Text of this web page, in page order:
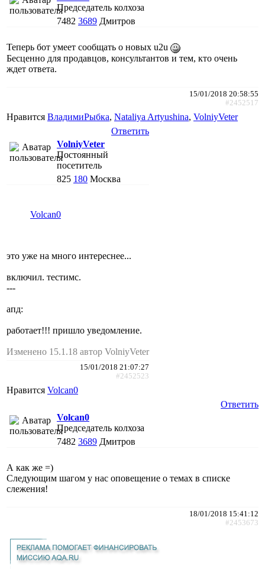
Председатель колхоза
7482 3689 Дмитров
Теперь бот умеет сообщать о новых u2u
Бесценно для продавцов, консультантов и тем, кто очень
ждет ответа.
15/01/2018 20:58:55
#2452517
Нравится ВладимиРыбка, Nataliya Artyushina, VolniyVeter
Ответить
VolniyVeter
Постоянный
посетитель
825 180 Москва
Volcan0
это уже на много интереснее...
включил. тестимс.
---
апд:
работает!!! пришло уведомление.
Изменено 15.1.18 автор VolniyVeter
15/01/2018 21:07:27
#2452523
Нравится Volcan0
Ответить
Volcan0
Председатель колхоза
7482 3689 Дмитров
А как же =)
Следующим шагом у нас оповещение о темах в списке
слежения!
18/01/2018 15:41:12
#2453673